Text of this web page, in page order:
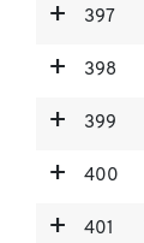
397
398
399
400
401